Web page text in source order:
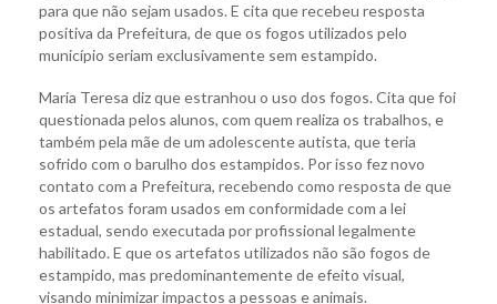
para que não sejam usados. E cita que recebeu resposta
positiva da Prefeitura, de que os fogos utilizados pelo
município seriam exclusivamente sem estampido.
Maria Teresa diz que estranhou o uso dos fogos. Cita que foi
questionada pelos alunos, com quem realiza os trabalhos, e
também pela mãe de um adolescente autista, que teria
sofrido com o barulho dos estampidos. Por isso fez novo
contato com a Prefeitura, recebendo como resposta de que
os artefatos foram usados em conformidade com a lei
estadual, sendo executada por profissional legalmente
habilitado. E que os artefatos utilizados não são fogos de
estampido, mas predominantemente de efeito visual,
visando minimizar impactos a pessoas e animais.